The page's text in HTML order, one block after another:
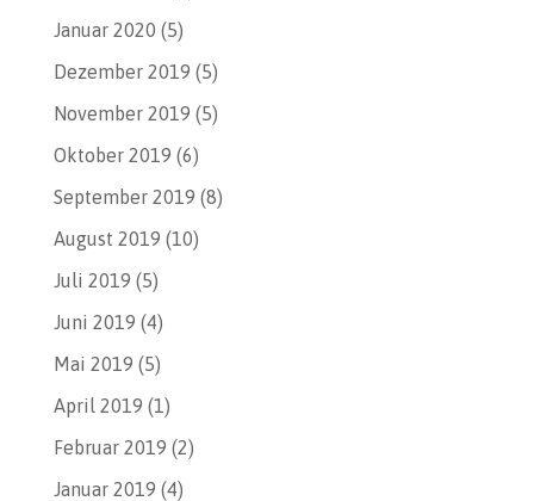
Januar 2020 (5)
Dezember 2019 (5)
November 2019 (5)
Oktober 2019 (6)
September 2019 (8)
August 2019 (10)
Juli 2019 (5)
Juni 2019 (4)
Mai 2019 (5)
April 2019 (1)
Februar 2019 (2)
Januar 2019 (4)